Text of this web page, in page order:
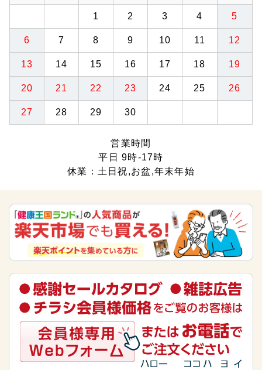
1 2 3 4 5
6 7 8 9 10 11 12
13 14 15 16 17 18 19
20 21 22 23 24 25 26
27 28 29 30
営業時間
平日 9時-17時
休業：土日祝,お盆,年末年始